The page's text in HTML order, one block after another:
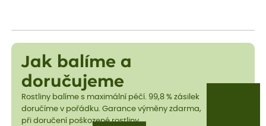
Jak balíme a
doručujeme
Rostliny balíme s maximální péčí. 99,8 % zásilek
doručíme v pořádku. Garance výměny zdarma,
při doručení poškozené rostliny.